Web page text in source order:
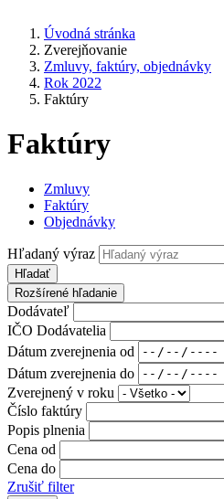
Úvodná stránka
Zverejňovanie
Zmluvy, faktúry, objednávky
Rok 2022
Faktúry
Faktúry
Zmluvy
Faktúry
Objednávky
Hľadaný výraz
Hľadať
Rozšírené hľadanie
Dodávateľ
IČO Dodávatelia
Dátum zverejnenia od
Dátum zverejnenia do
Zverejnený v roku
Číslo faktúry
Popis plnenia
Cena od
Cena do
Zrušiť filter